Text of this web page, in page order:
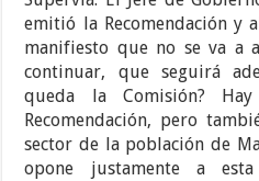
emitió la Recomendación y
manifiesto que no se va a
continuar, que seguirá
queda la Comisión?
Recomendación, pero
sector de la población de
opone justamente a esta